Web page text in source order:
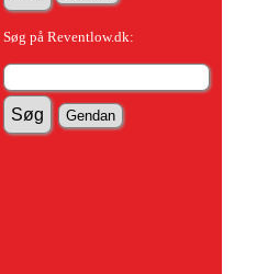
Søg på Reventlow.dk: